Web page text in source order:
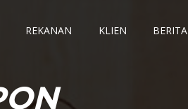
REKANAN KLIEN BERITA